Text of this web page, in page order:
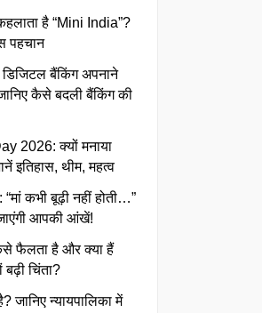
है “Mini India”?
पहचान
डिजिटल बैंकिंग अपनाने
कैसे बदली बैंकिंग की
2026: क्यों मनाया
इतिहास, थीम, महत्व
कभी बूढ़ी नहीं होती…”
आपकी आंखें!
फैलता है और क्या हैं
बढ़ी चिंता?
जानिए न्यायपालिका में